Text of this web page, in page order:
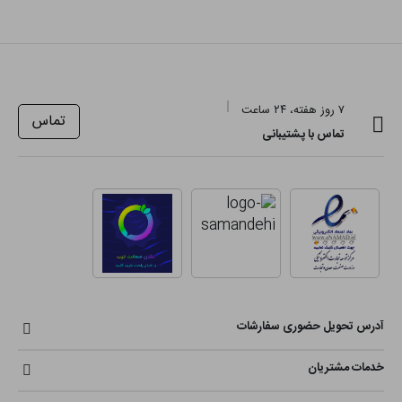
۷ روز هفته، ۲۴ ساعت
تماس با پشتیبانی
تماس
آدرس تحویل حضوری سفارشات
خدمات مشتریان